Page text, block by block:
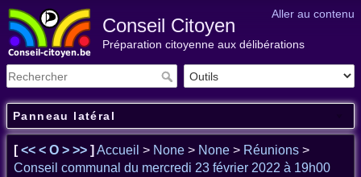
Aller au contenu
Conseil Citoyen
Préparation citoyenne aux délibérations
Panneau latéral
[<< < O > >> ] Accueil > None > None > Réunions >
Conseil communal du mercredi 23 février 2022 à 19h00